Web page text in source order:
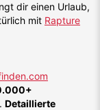
dir einen Urlaub,
mit Rapture
Detaillierte